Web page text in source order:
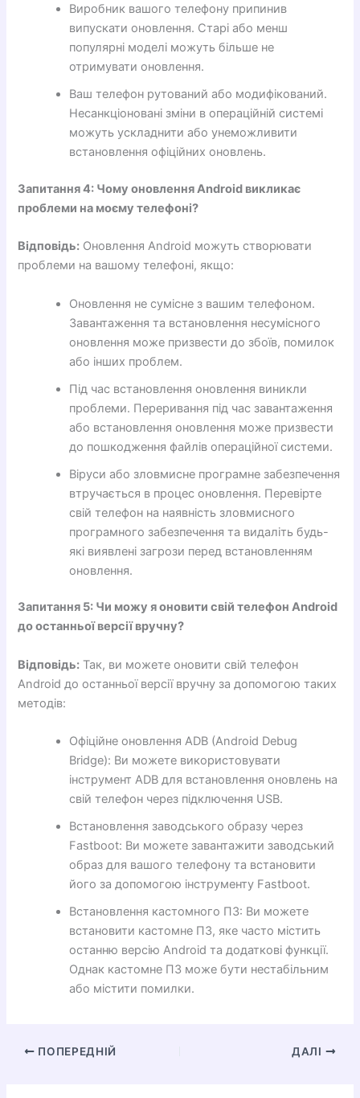
Виробник вашого телефону припинив
випускати оновлення. Старі або менш
популярні моделі можуть більше не
отримувати оновлення.
Ваш телефон рутований або модифікований.
Несанкціоновані зміни в операційній системі
можуть ускладнити або унеможливити
встановлення офіційних оновлень.
Запитання 4: Чому оновлення Android викликає
проблеми на моєму телефоні?
Відповідь: Оновлення Android можуть створювати
проблеми на вашому телефоні, якщо:
Оновлення не сумісне з вашим телефоном.
Завантаження та встановлення несумісного
оновлення може призвести до збоїв, помилок
або інших проблем.
Під час встановлення оновлення виникли
проблеми. Переривання під час завантаження
або встановлення оновлення може призвести
до пошкодження файлів операційної системи.
Віруси або зловмисне програмне забезпечення
втручається в процес оновлення. Перевірте
свій телефон на наявність зловмисного
програмного забезпечення та видаліть будь-
які виявлені загрози перед встановленням
оновлення.
Запитання 5: Чи можу я оновити свій телефон Android
до останньої версії вручну?
Відповідь: Так, ви можете оновити свій телефон
Android до останньої версії вручну за допомогою таких
методів:
Офіційне оновлення ADB (Android Debug
Bridge): Ви можете використовувати
інструмент ADB для встановлення оновлень на
свій телефон через підключення USB.
Встановлення заводського образу через
Fastboot: Ви можете завантажити заводський
образ для вашого телефону та встановити
його за допомогою інструменту Fastboot.
Встановлення кастомного ПЗ: Ви можете
встановити кастомне ПЗ, яке часто містить
останню версію Android та додаткові функції.
Однак кастомне ПЗ може бути нестабільним
або містити помилки.
ПОПЕРЕДНІЙ ДАЛІ